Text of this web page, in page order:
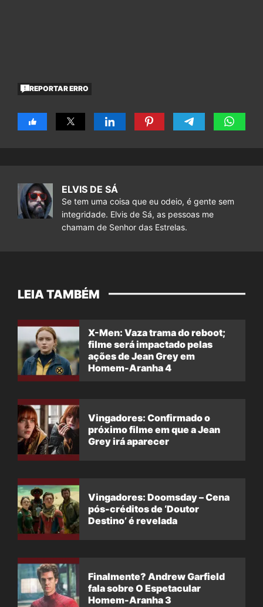
REPORTAR ERRO
ELVIS DE SÁ
Se tem uma coisa que eu odeio, é gente sem
integridade. Elvis de Sá, as pessoas me
chamam de Senhor das Estrelas.
LEIA TAMBÉM
X-Men: Vaza trama do reboot;
filme será impactado pelas
ações de Jean Grey em
Homem-Aranha 4
Vingadores: Confirmado o
próximo filme em que a Jean
Grey irá aparecer
Vingadores: Doomsday – Cena
pós-créditos de ‘Doutor
Destino’ é revelada
Finalmente? Andrew Garfield
fala sobre O Espetacular
Homem-Aranha 3